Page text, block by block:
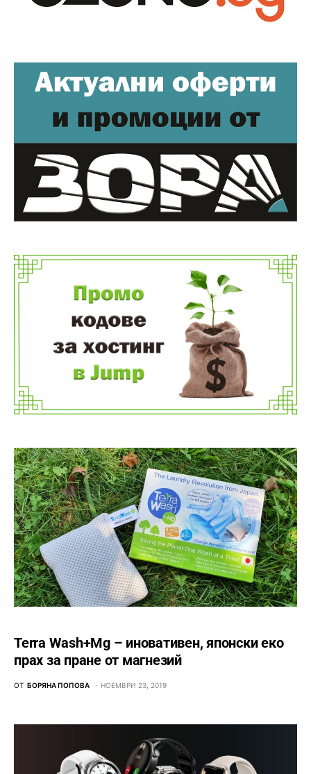
Terra Wash+Mg – иновативен, японски еко
прах за пране от магнезий
ОТ БОРЯНА ПОПОВА НОЕМВРИ 23, 2019